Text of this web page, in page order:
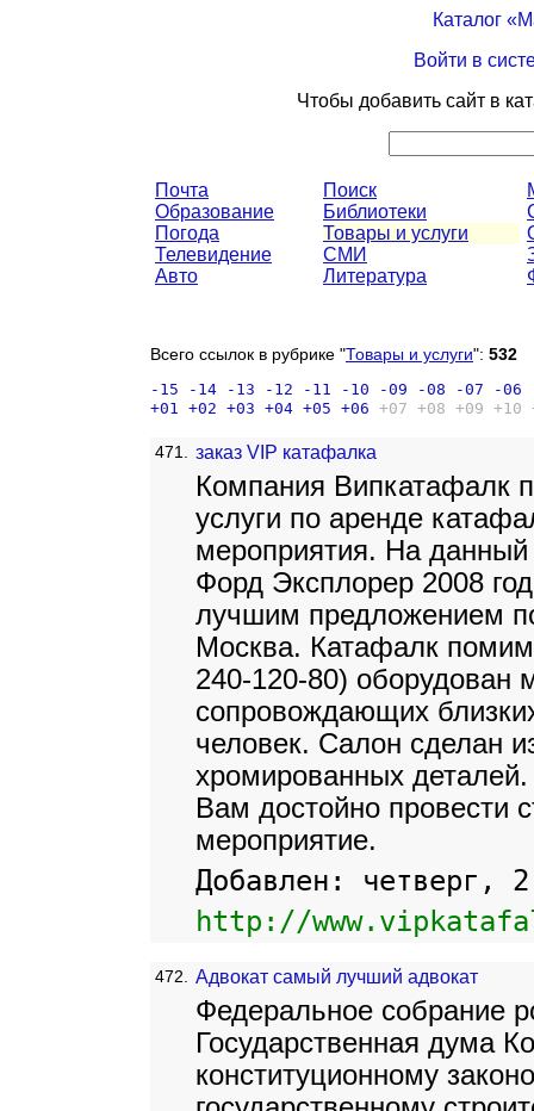
Каталог
Войти в
Чтобы добавить сайт в
Почта
Образование
Погода
Телевидение
Авто
Поиск
Библиотеки
Товары и услуги
СМИ
Литература
Всего ссылок в рубрике "Товары и услуги": 532
-15 -14 -13 -12 -11 -10 -09 -08 -07 -06
+01 +02 +03 +04 +05 +06 +07 +08 +09 +10
471. заказ VIP катафалка
Компания Випкатафалк
услуги по аренде
мероприятия. На
Форд Эксплорер 2008
лучшим предложением
Москва. Катафалк
240-120-80) оборудован
сопровождающих
человек. Салон сделан
хромированных
Вам достойно провести
мероприятие.
Добавлен: четверг,
http://
472. Адвокат самый лучший адвокат
Федеральное собрание
Государственная дума
конституционному